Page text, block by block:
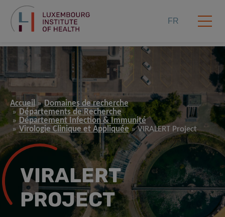
FR
Accueil
Domaines de recherche
Départements de Recherche
Département Infection & Immunité
Virologie Clinique et Appliquée
VIRALERT Project
VIRALERT
PROJECT